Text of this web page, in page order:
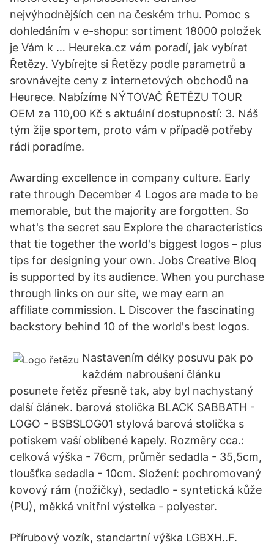
nejvýhodnějších cen na českém trhu. Pomoc s
dohledáním v e-shopu: sortiment 18000 položek
je Vám k … Heureka.cz vám poradí, jak vybírat
Řetězy. Vybírejte si Řetězy podle parametrů a
srovnávejte ceny z internetových obchodů na
Heurece. Nabízíme NÝTOVAČ ŘETĚZU TOUR
OEM za 110,00 Kč s aktuální dostupností: 3. Náš
tým žije sportem, proto vám v případě potřeby
rádi poradíme.
Awarding excellence in company culture. Early
rate through December 4 Logos are made to be
memorable, but the majority are forgotten. So
what's the secret sau Explore the characteristics
that tie together the world's biggest logos – plus
tips for designing your own. Jobs Creative Bloq
is supported by its audience. When you purchase
through links on our site, we may earn an
affiliate commission. L Discover the fascinating
backstory behind 10 of the world's best logos.
Nastavením délky posuvu pak po
každém nabroušení článku
posunete řetěz přesně tak, aby byl nachystaný
další článek. barová stolička BLACK SABBATH -
LOGO - BSBSLOG01 stylová barová stolička s
potiskem vaší oblíbené kapely. Rozměry cca.:
celková výška - 76cm, průměr sedadla - 35,5cm,
tloušťka sedadla - 10cm. Složení: pochromovaný
kovový rám (nožičky), sedadlo - syntetická kůže
(PU), měkká vnitřní výstelka - polyester.
Přírubový vozík, standartní výška LGBXH..F.